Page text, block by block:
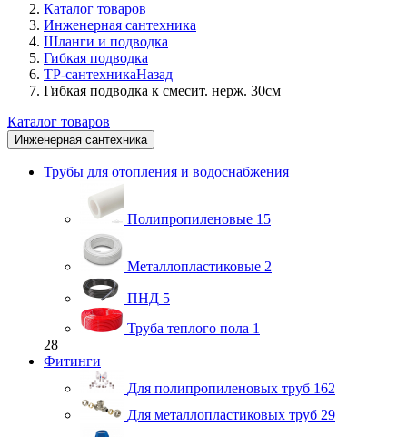
Каталог товаров
Инженерная сантехника
Шланги и подводка
Гибкая подводка
ТР-сантехникаНазад
Гибкая подводка к смесит. нерж. 30см
Каталог товаров
Инженерная сантехника
Трубы для отопления и водоснабжения
Полипропиленовые 15
Металлопластиковые 2
ПНД 5
Труба теплого пола 1
28
Фитинги
Для полипропиленовых труб 162
Для металлопластиковых труб 29